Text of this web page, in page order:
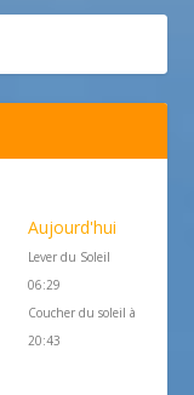
Aujourd'hui
Lever du Soleil
06:29
Coucher du soleil à
20:43